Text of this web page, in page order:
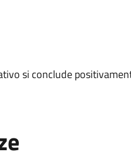
si conclude